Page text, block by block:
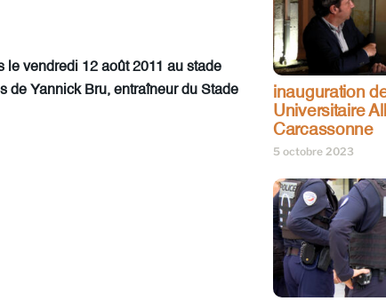
le vendredi 12 août 2011 au stade
de Yannick Bru, entraîneur du Stade
inauguration
Universitaire
Carcassonne
5 octobre 2023